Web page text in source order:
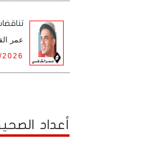
عمر
أعداد